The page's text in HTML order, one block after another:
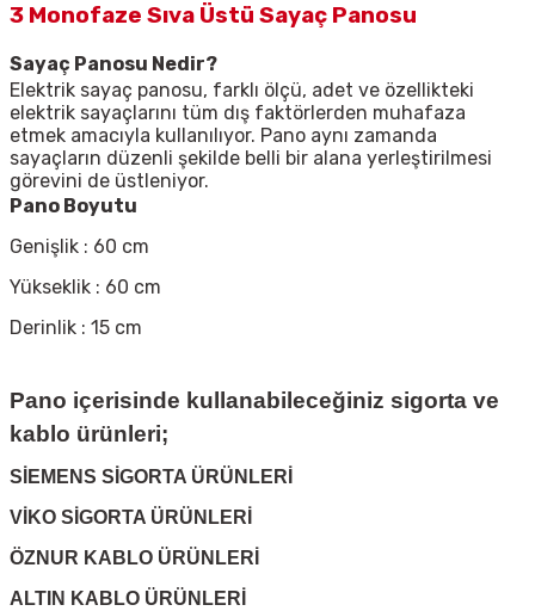
3 Monofaze Sıva Üstü Sayaç Panosu
Sayaç Panosu Nedir?
Elektrik sayaç panosu, farklı ölçü, adet ve özellikteki
elektrik sayaçlarını tüm dış faktörlerden muhafaza
etmek amacıyla kullanılıyor. Pano aynı zamanda
sayaçların düzenli şekilde belli bir alana yerleştirilmesi
görevini de üstleniyor.
Pano Boyutu
Genişlik : 60 cm
Yükseklik : 60 cm
Derinlik : 15 cm
Pano içerisinde kullanabileceğiniz sigorta ve
kablo ürünleri;
SİEMENS SİGORTA ÜRÜNLERİ
VİKO SİGORTA ÜRÜNLERİ
ÖZNUR KABLO ÜRÜNLERİ
ALTIN KABLO ÜRÜNLERİ